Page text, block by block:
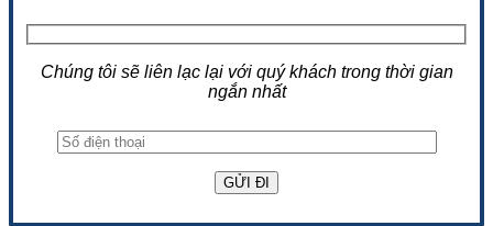
Chúng tôi sẽ liên lạc lại với quý khách trong thời gian
ngắn nhất